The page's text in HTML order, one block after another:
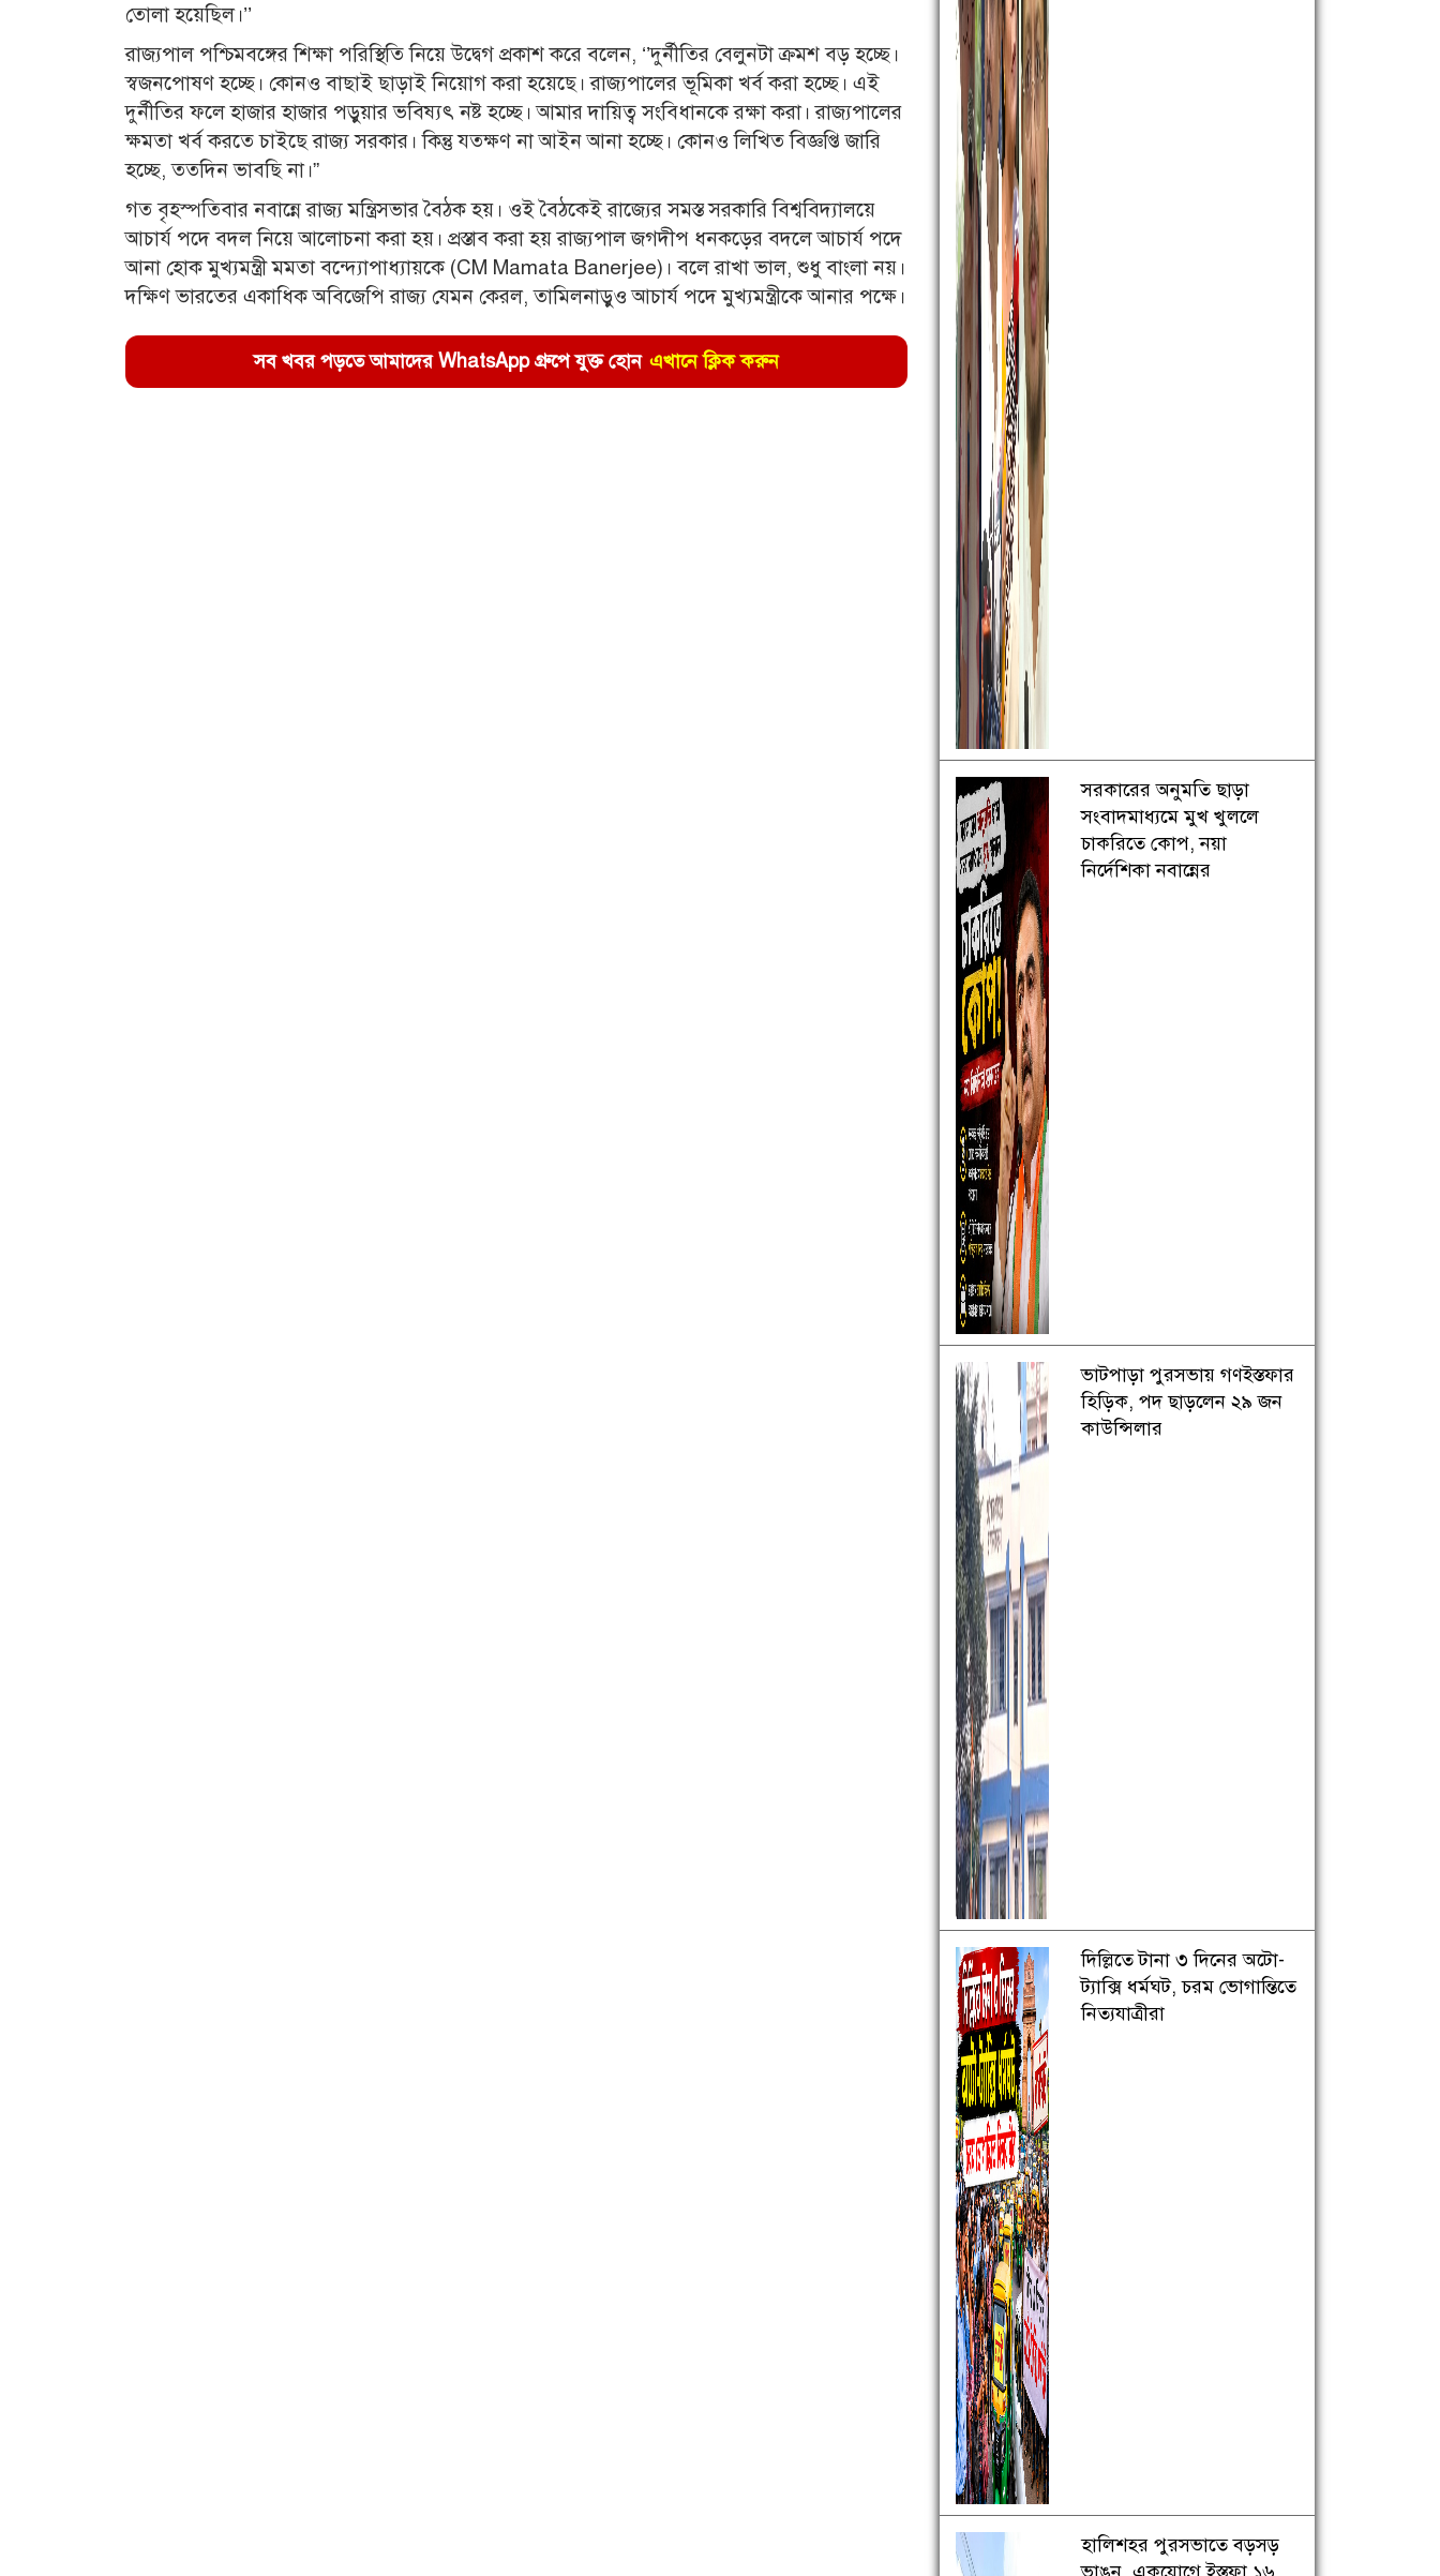
তোলা হয়েছিল।’’
রাজ্যপাল পশ্চিমবঙ্গের শিক্ষা পরিস্থিতি নিয়ে উদ্বেগ প্রকাশ করে বলেন, ‘’দুর্নীতির বেলুনটা ক্রমশ বড় হচ্ছে।
স্বজনপোষণ হচ্ছে। কোনও বাছাই ছাড়াই নিয়োগ করা হয়েছে। রাজ্যপালের ভূমিকা খর্ব করা হচ্ছে। এই
দুর্নীতির ফলে হাজার হাজার পড়ুয়ার ভবিষ্যৎ নষ্ট হচ্ছে। আমার দায়িত্ব সংবিধানকে রক্ষা করা। রাজ্যপালের
ক্ষমতা খর্ব করতে চাইছে রাজ্য সরকার। কিন্তু যতক্ষণ না আইন আনা হচ্ছে। কোনও লিখিত বিজ্ঞপ্তি জারি
হচ্ছে, ততদিন ভাবছি না।”
গত বৃহস্পতিবার নবান্নে রাজ্য মন্ত্রিসভার বৈঠক হয়। ওই বৈঠকেই রাজ্যের সমস্ত সরকারি বিশ্ববিদ্যালয়ে
আচার্য পদে বদল নিয়ে আলোচনা করা হয়। প্রস্তাব করা হয় রাজ্যপাল জগদীপ ধনকড়ের বদলে আচার্য পদে
আনা হোক মুখ্যমন্ত্রী মমতা বন্দ্যোপাধ্যায়কে (CM Mamata Banerjee)। বলে রাখা ভাল, শুধু বাংলা নয়।
দক্ষিণ ভারতের একাধিক অবিজেপি রাজ্য যেমন কেরল, তামিলনাড়ুও আচার্য পদে মুখ্যমন্ত্রীকে আনার পক্ষে।
সব খবর পড়তে আমাদের WhatsApp গ্রুপে যুক্ত হোন এখানে ক্লিক করুন
সরকারের অনুমতি ছাড়া
সংবাদমাধ্যমে মুখ খুললে
চাকরিতে কোপ, নয়া
নির্দেশিকা নবান্নের
ভাটপাড়া পুরসভায় গণইস্তফার
হিড়িক, পদ ছাড়লেন ২৯ জন
কাউন্সিলার
দিল্লিতে টানা ৩ দিনের অটো-
ট্যাক্সি ধর্মঘট, চরম ভোগান্তিতে
নিত্যযাত্রীরা
হালিশহর পুরসভাতে বড়সড়